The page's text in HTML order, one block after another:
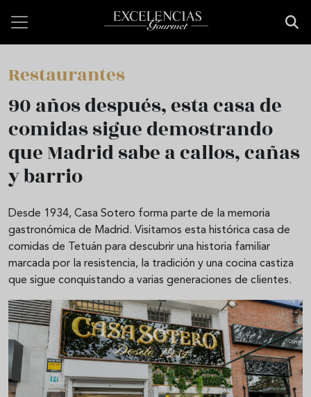
Restaurantes
90 años después, esta casa de
comidas sigue demostrando
que Madrid sabe a callos, cañas
y barrio
Desde 1934, Casa Sotero forma parte de la memoria
gastronómica de Madrid. Visitamos esta histórica casa de
comidas de Tetuán para descubrir una historia familiar
marcada por la resistencia, la tradición y una cocina castiza
que sigue conquistando a varias generaciones de clientes.